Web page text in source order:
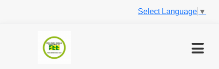
Select Language ▼